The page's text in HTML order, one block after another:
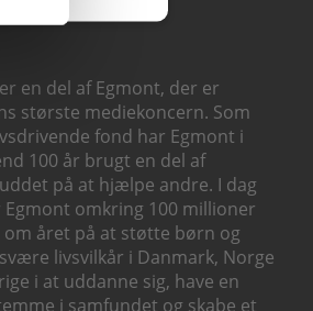
en del af Egmont, der er
største mediekoncern. Som
fond har Egmont i
100 år brugt en del af
på at hjælpe andre. I dag
omkring 100 millioner
året på at støtte børn og
livsvilkår i Danmark, Norge
i at uddanne sig, have en
i samfundet og skabe et